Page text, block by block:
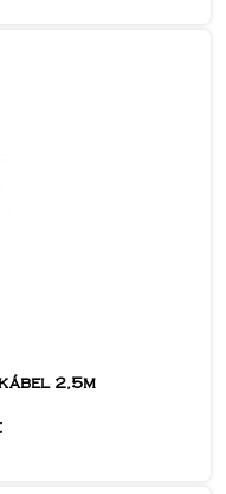
2,5m